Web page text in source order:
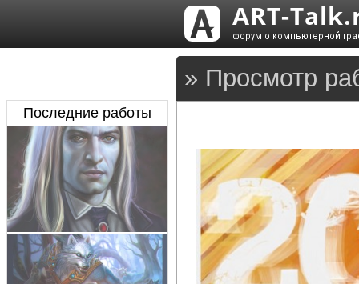
» Просмотр
Последние работы